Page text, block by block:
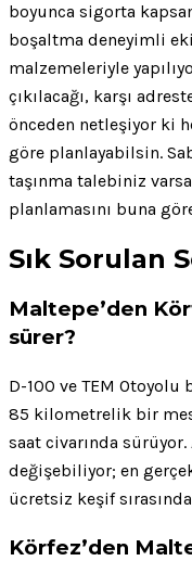
boyunca sigorta
boşaltma deneyimli
malzemeleriyle
çıkılacağı, karşı
önceden netleşiyor ki
göre planlayabilsin.
taşınma talebiniz
planlamasını buna
Sık Sorulan
Maltepe’den
sürer?
D-100 ve TEM Otoyolu
85 kilometrelik bir
saat civarında
değişebiliyor; en
ücretsiz keşif
Körfez’den